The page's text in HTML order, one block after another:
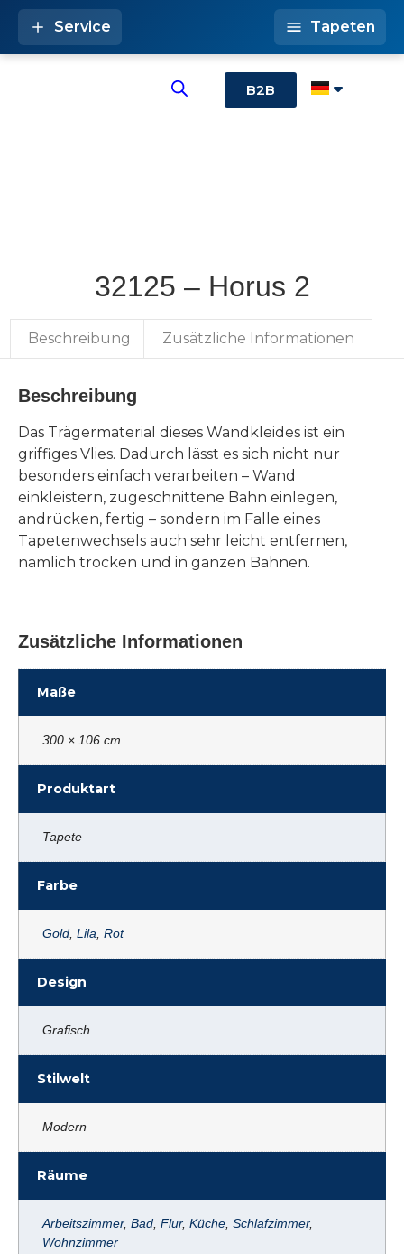
B2B
Service Tapeten
32125 – Horus 2
Beschreibung Zusätzliche Informationen
Beschreibung
Das Trägermaterial dieses Wandkleides ist ein
griffiges Vlies. Dadurch lässt es sich nicht nur
besonders einfach verarbeiten – Wand
einkleistern, zugeschnittene Bahn einlegen,
andrücken, fertig – sondern im Falle eines
Tapetenwechsels auch sehr leicht entfernen,
nämlich trocken und in ganzen Bahnen.
Zusätzliche Informationen
Maße
300 × 106 cm
Produktart
Tapete
Farbe
Gold Lila Rot
Design
Grafisch
Stilwelt
Modern
Räume
Arbeitszimmer, Bad Flur, Küche Schlafzimmer,
Wohnzimmer